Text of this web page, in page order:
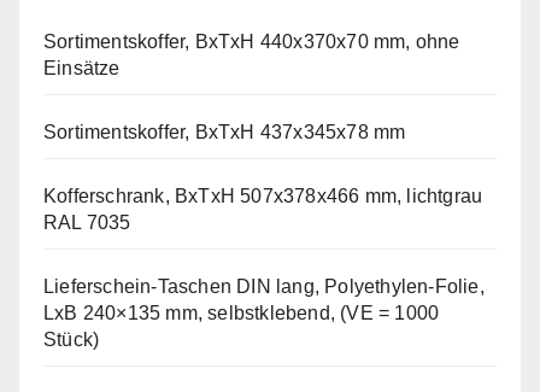
Sortimentskoffer, BxTxH 440x370x70 mm, ohne
Einsätze
Sortimentskoffer, BxTxH 437x345x78 mm
Kofferschrank, BxTxH 507x378x466 mm, lichtgrau
RAL 7035
Lieferschein-Taschen DIN lang, Polyethylen-Folie,
LxB 240×135 mm, selbstklebend, (VE = 1000
Stück)